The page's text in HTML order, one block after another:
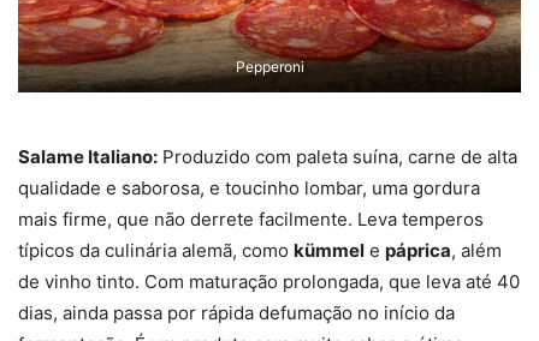
Pepperoni
Salame Italiano: Produzido com paleta suína, carne de alta
qualidade e saborosa, e toucinho lombar, uma gordura
mais firme, que não derrete facilmente. Leva temperos
típicos da culinária alemã, como kümmel e páprica, além
de vinho tinto. Com maturação prolongada, que leva até 40
dias, ainda passa por rápida defumação no início da